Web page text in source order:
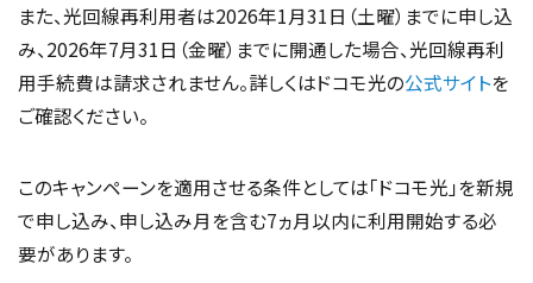
また、光回線再利用者は2026年1月31日（土曜）までに申し込
み、2026年7月31日（金曜）までに開通した場合、光回線再利
用手続費は請求されません。詳しくはドコモ光の公式サイトを
ご確認ください。
このキャンペーンを適用させる条件としては「ドコモ光」を新規
で申し込み、申し込み月を含む7ヵ月以内に利用開始する必
要があります。